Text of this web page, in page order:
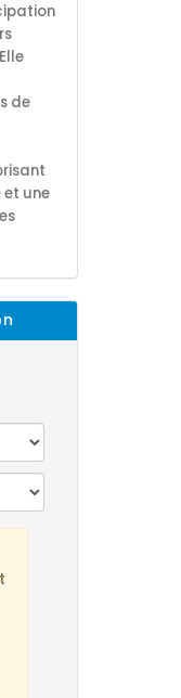
de
une